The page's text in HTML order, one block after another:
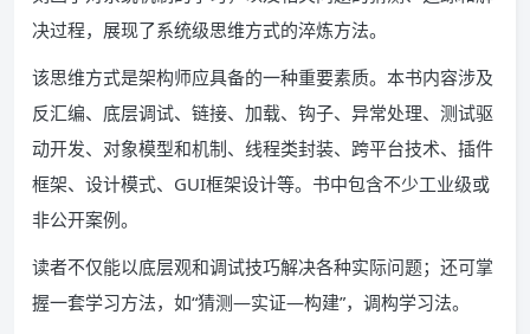
决过程，展现了系统级思维方式的淬炼方法。
该思维方式是架构师应具备的一种重要素质。本书内容涉及
反汇编、底层调试、链接、加载、钩子、异常处理、测试驱
动开发、对象模型和机制、线程类封装、跨平台技术、插件
框架、设计模式、GUI框架设计等。书中包含不少工业级或
非公开案例。
读者不仅能以底层观和调试技巧解决各种实际问题；还可掌
握一套学习方法，如“猜测—实证—构建”，调构学习法。